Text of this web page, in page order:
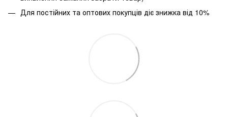
Для постійних та оптових покупців діє знижка від 10%